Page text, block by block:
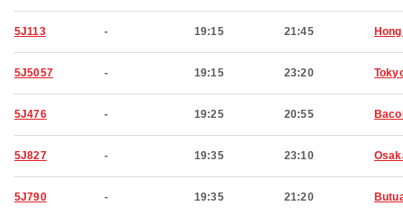
5J113 - 19:15 21:45
5J5057 - 19:15 23:20
5J476 - 19:25 20:55
5J827 - 19:35 23:10
5J790 - 19:35 21:20